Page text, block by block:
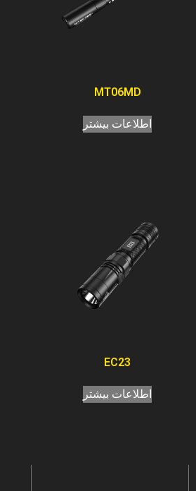
MT06MD
اطلاعات بیشتر
EC23
اطلاعات بیشتر